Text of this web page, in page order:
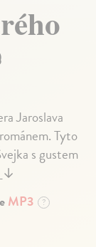
Jaroslava
Tyto
s gustem
↓
MP3 ?